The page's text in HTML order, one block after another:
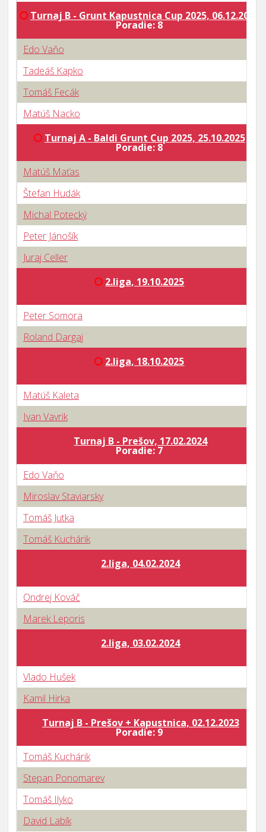
Turnaj B - Grunt Kapustnica Cup 2025, 06.12.2025
Poradie: 8
Edo Vaňo
Tadeáš Kapko
Tomáš Fecák
Matúš Nacko
Turnaj A - Baldi Grunt Cup 2025, 25.10.2025
Poradie: 8
Matúš Maťas
Štefan Hudák
Michal Potecký
Peter Jánošík
Juraj Celler
2.liga, 19.10.2025
Peter Somora
Roland Dargaj
2.liga, 18.10.2025
Matúš Kaleta
Ivan Vavrik
Turnaj B - Prešov, 17.02.2024
Poradie: 7
Edo Vaňo
Miroslav Staviarsky
Tomáš Jutka
Tomáš Kuchárik
2.liga, 04.02.2024
Ondrej Kováč
Marek Leporis
2.liga, 03.02.2024
Vlado Hušek
Kamil Hirka
Turnaj B - Prešov + Kapustnica, 02.12.2023
Poradie: 9
Tomáš Kuchárik
Stepan Ponomarev
Tomáš Ilyko
David Labík